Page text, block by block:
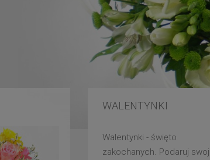
WALENTYNKI
Walentynki - święto
zakochanych. Podaruj